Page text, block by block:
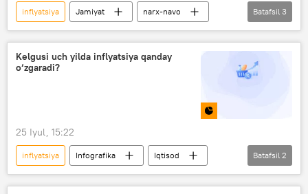
inflyatsiya Jamiyat
narx-navo
O‘zbekiston
subsidiya
uy-joy kommunal xizmati
Batafsil 3
Kelgusi uch yilda inflyatsiya qanday
o‘zgaradi?
25 Iyul, 15:22
inflyatsiya Infografika
Iqtisod
Milliy statistika qo‘mitasi
Batafsil 2